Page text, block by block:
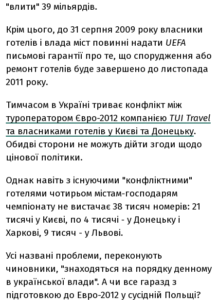
"влити" 39 мільярдів.
Крім цього, до 31 серпня 2009 року власники
готелів і влада міст повинні надати UEFA
письмові гарантії про те, що спорудження або
ремонт готелів буде завершено до листопада
2011 року.
Тимчасом в Україні триває конфлікт між
туроператором Євро-2012 компанією TUI Travel
та власниками готелів у Києві та Донецьку.
Обидві сторони не можуть дійти згоди щодо
цінової політики.
Однак навіть з існуючими "конфліктними"
готелями чотирьом містам-господарям
чемпіонату не вистачає 38 тисяч номерів: 21
тисячі у Києві, по 4 тисячі - у Донецьку і
Харкові, 9 тисяч - у Львові.
Усі названі проблеми, переконують
чиновники, "знаходяться на порядку денному
в української влади". А чи все гаразд з
підготовкою до Евро-2012 у сусідній Польщі?